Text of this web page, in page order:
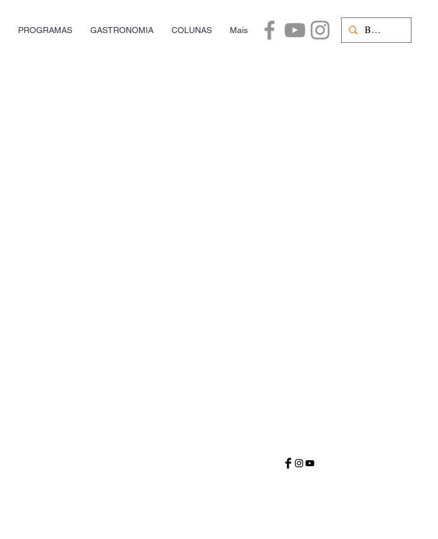
PROGRAMAS GASTRONOMIA COLUNAS Mais